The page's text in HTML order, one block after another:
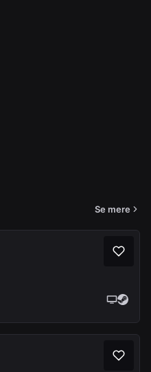
Se mere